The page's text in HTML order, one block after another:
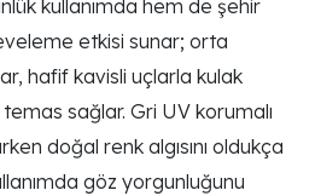
kullanımda hem de şehir
etkisi sunar; orta
hafif kavisli uçlarla kulak
sağlar. Gri UV korumalı
doğal renk algısını oldukça
göz yorgunluğunu